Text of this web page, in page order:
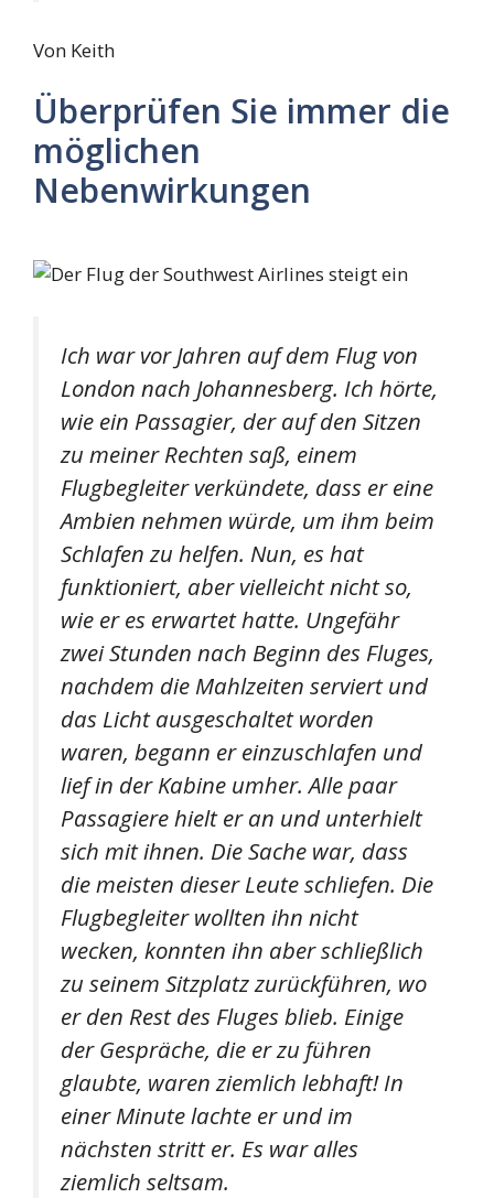
Von Keith
Überprüfen Sie immer die
möglichen
Nebenwirkungen
Ich war vor Jahren auf dem Flug von
London nach Johannesberg. Ich hörte,
wie ein Passagier, der auf den Sitzen
zu meiner Rechten saß, einem
Flugbegleiter verkündete, dass er eine
Ambien nehmen würde, um ihm beim
Schlafen zu helfen. Nun, es hat
funktioniert, aber vielleicht nicht so,
wie er es erwartet hatte. Ungefähr
zwei Stunden nach Beginn des Fluges,
nachdem die Mahlzeiten serviert und
das Licht ausgeschaltet worden
waren, begann er einzuschlafen und
lief in der Kabine umher. Alle paar
Passagiere hielt er an und unterhielt
sich mit ihnen. Die Sache war, dass
die meisten dieser Leute schliefen. Die
Flugbegleiter wollten ihn nicht
wecken, konnten ihn aber schließlich
zu seinem Sitzplatz zurückführen, wo
er den Rest des Fluges blieb. Einige
der Gespräche, die er zu führen
glaubte, waren ziemlich lebhaft! In
einer Minute lachte er und im
nächsten stritt er. Es war alles
ziemlich seltsam.